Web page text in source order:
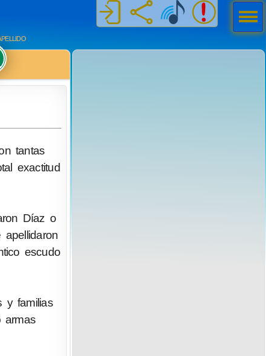
tantas
exactitud
Díaz o
escudo
y familias
armas
Men
ú